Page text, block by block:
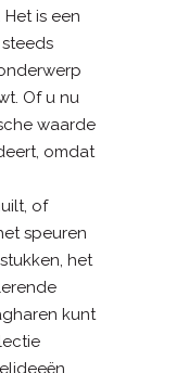
is een
Of u nu
waarde
omdat
of
speuren
het
kunt